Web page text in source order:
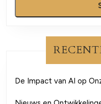
De Impact van AI op